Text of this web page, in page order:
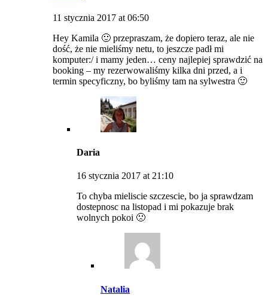
11 stycznia 2017 at 06:50
Hey Kamila 🙂 przepraszam, że dopiero teraz, ale nie
dość, że nie mieliśmy netu, to jeszcze padł mi
komputer:/ i mamy jeden… ceny najlepiej sprawdzić na
booking – my rezerwowaliśmy kilka dni przed, a i
termin specyficzny, bo byliśmy tam na sylwestra 🙂
Daria
16 stycznia 2017 at 21:10
To chyba mieliscie szczescie, bo ja sprawdzam
dostepnosc na listopad i mi pokazuje brak
wolnych pokoi 🙁
Natalia